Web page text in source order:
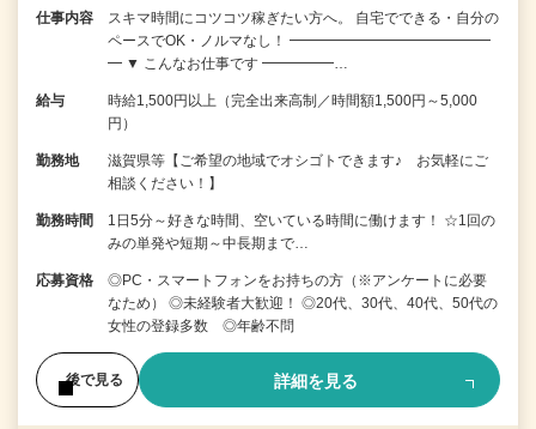
仕事内容
スキマ時間にコツコツ稼ぎたい方へ。 自宅でできる・自分の
ペースでOK・ノルマなし！ ━━━━━━━━━━━━━━
━ ▼ こんなお仕事です ━━━━━…
給与
時給1,500円以上（完全出来高制／時間額1,500円～5,000
円）
勤務地
滋賀県等【ご希望の地域でオシゴトできます♪ お気軽にご
相談ください！】
勤務時間
1日5分～好きな時間、空いている時間に働けます！ ☆1回の
みの単発や短期～中長期まで…
応募資格
◎PC・スマートフォンをお持ちの方（※アンケートに必要
なため） ◎未経験者大歓迎！ ◎20代、30代、40代、50代の
女性の登録多数 ◎年齢不問
後で見る 詳細を見る